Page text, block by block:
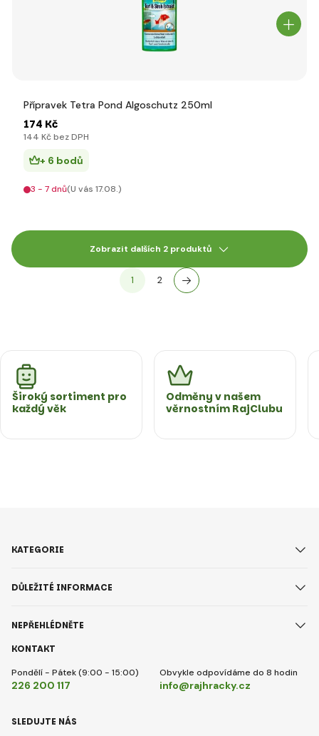
Přípravek Tetra Pond Algoschutz 250ml
174 Kč
144 Kč bez DPH
+ 6 bodů
3 - 7 dnů(U vás 17.08.)
Zobrazit dalších 2 produktů
1 2
Široký sortiment pro
každý věk
Odměny v našem
věrnostním RajClubu
KONTAKT
Pondělí - Pátek (9:00 - 15:00)
226 200 117
Obvykle odpovídáme do 8 hodin
info@rajhracky.cz
KATEGORIE
DŮLEŽITÉ INFORMACE
NEPŘEHLÉDNĚTE
SLEDUJTE NÁS